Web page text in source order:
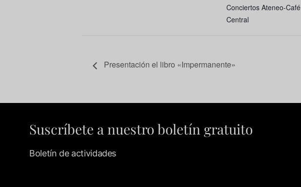
Conciertos Ateneo-Café
Central
Presentación el libro «Impermanente»
Suscríbete a nuestro boletín gratuito
Boletín de actividades